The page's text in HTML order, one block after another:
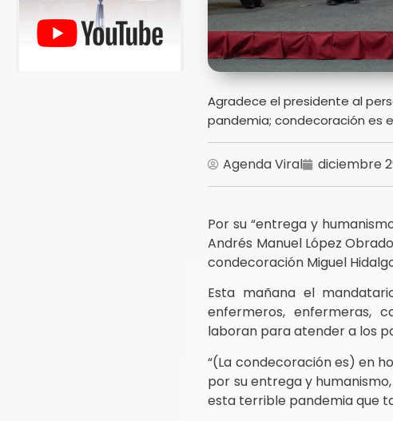
Agradece el presidente al
pandemia; condecoración es
Agenda Viral diciembre
Por su “entrega y
Andrés Manuel López
condecoración Miguel
Esta mañana el
enfermeros, enfermeras,
laboran para atender a los
“(La condecoración es) en
por su entrega y
esta terrible pandemia que